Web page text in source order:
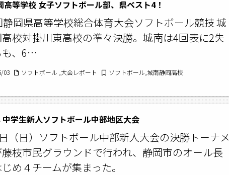
高等学校 女子ソフトボール部、県ベスト4！
静岡県高等学校総合体育大会ソフトボール競技 城
校対掛川東高校の準々決勝。城南は4回表に2失
も、6…
03 ソフトボール ,大会レポート ソフトボール,城南静岡高校
学生新人ソフトボール中部地区大会
（日）ソフトボール中部新人大会の決勝トーナ
藤枝市民グラウンドで行われ、静岡市のオール長
め４チームが集まった。